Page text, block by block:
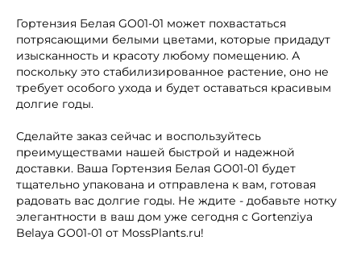
Гортензия Белая GO01-01 может похвастаться
потрясающими белыми цветами, которые придадут
изысканность и красоту любому помещению. А
поскольку это стабилизированное растение, оно не
требует особого ухода и будет оставаться красивым
долгие годы.
Сделайте заказ сейчас и воспользуйтесь
преимуществами нашей быстрой и надежной
доставки. Ваша Гортензия Белая GO01-01 будет
тщательно упакована и отправлена к вам, готовая
радовать вас долгие годы. Не ждите - добавьте нотку
элегантности в ваш дом уже сегодня с Gortenziya
Belaya GO01-01 от MossPlants.ru!